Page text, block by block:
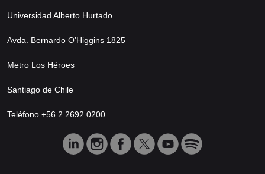
Universidad Alberto Hurtado
Avda. Bernardo O’Higgins 1825
Metro Los Héroes
Santiago de Chile
Teléfono +56 2 2692 0200